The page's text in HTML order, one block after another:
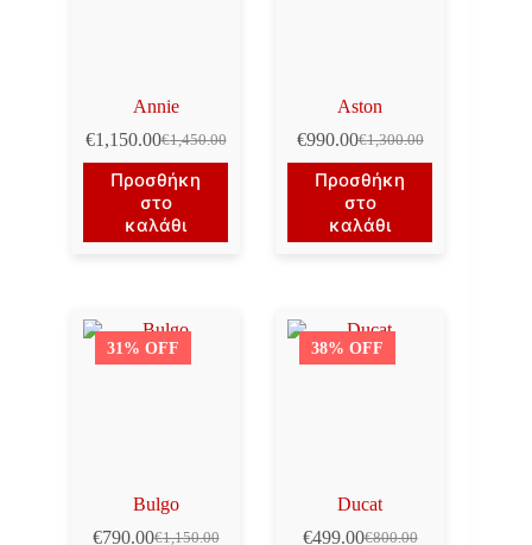
Annie
€1,450.00
Original
price
was:
€1,450.00.
€1,150.00Η
τρέχουσα
τιμή
είναι:
€1,150.00.
Προσθήκη
στο
καλάθι
Aston
€1,300.00
Original
price
was:
€1,300.00.
€990.00Η
τρέχουσα
τιμή
είναι:
€990.00.
Προσθήκη
στο
καλάθι
31% OFF
Bulgo
€1,150.00
€790.00
38% OFF
Ducat
€800.00
€499.00